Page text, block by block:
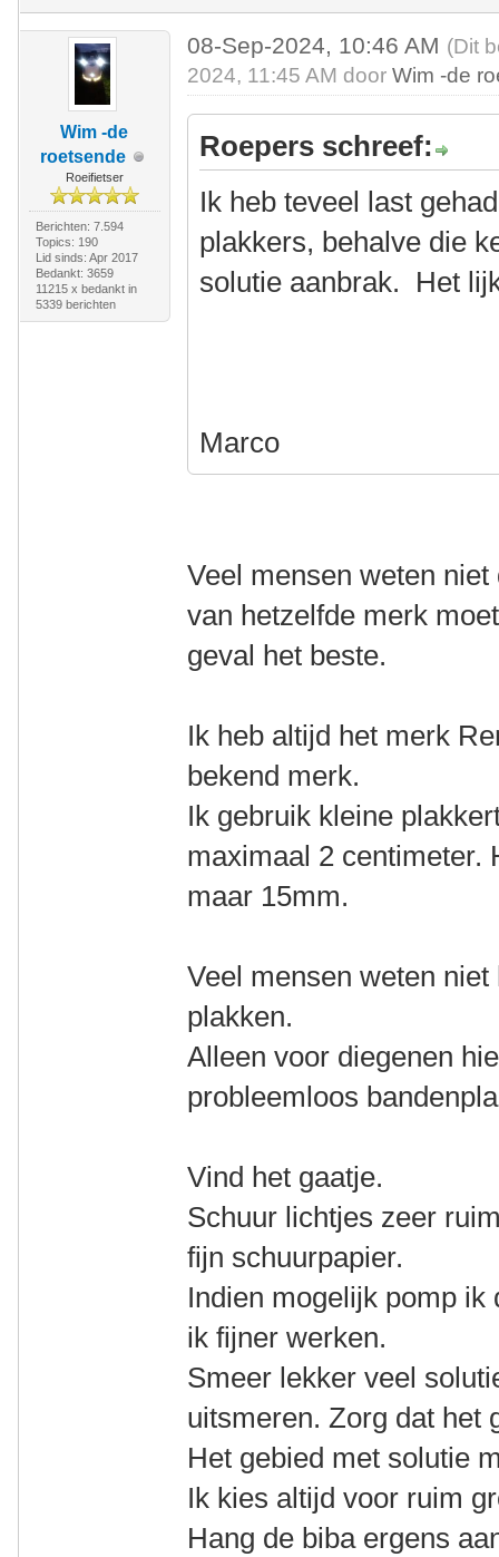
Wim -de
roetsende
Roeifietser
Berichten: 7.594
Topics: 190
Lid sinds: Apr 2017
Bedankt: 3659
11215 x bedankt in
5339 berichten
08-Sep-2024, 10:46 AM (Dit
2024, 11:45 AM doorWim -de
Roepers schreef:
Ik heb teveel last
plakkers, behalve die
solutie aanbrak. Het
Marco
Veel mensen weten
van hetzelfde merk
geval het beste.
Ik heb altijd het merk
bekend merk.
Ik gebruik kleine
maximaal 2 centimeter.
maar 15mm.
Veel mensen weten
plakken.
Alleen voor diegenen
probleemloos
Vind het gaatje.
Schuur lichtjes zeer
fijn schuurpapier.
Indien mogelijk pomp ik
ik fijner werken.
Smeer lekker veel
uitsmeren. Zorg dat het
Het gebied met solutie
Ik kies altijd voor ruim
Hang de biba ergens